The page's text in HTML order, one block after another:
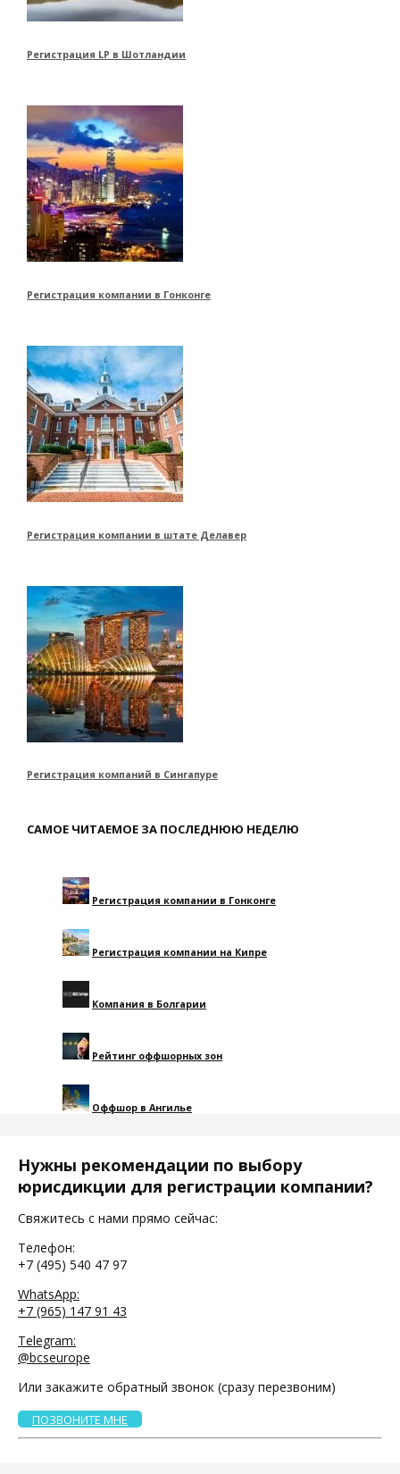
Регистрация LP в Шотландии
Регистрация компании в Гонконге
Регистрация компании в штате Делавер
Регистрация компаний в Сингапуре
САМОЕ ЧИТАЕМОЕ ЗА ПОСЛЕДНЮЮ НЕДЕЛЮ
Регистрация компании в Гонконге
Регистрация компании на Кипре
Компания в Болгарии
Рейтинг оффшорных зон
Оффшор в Ангилье
Нужны рекомендации по выбору
юрисдикции для регистрации компании?
Свяжитесь с нами прямо сейчас:
Телефон:
+7 (495) 540 47 97
WhatsApp:
+7 (965) 147 91 43
Telegram:
@bcseurope
Или закажите обратный звонок (сразу перезвоним)
ПОЗВОНИТЕ МНЕ